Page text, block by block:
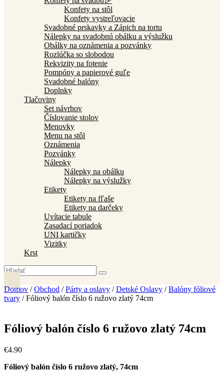
Konfety na stôl
Konfety vystreľovacie
Svadobné prskavky a Zápich na tortu
Nálepky na svadobnú obálku a výslužku
Obálky na oznámenia a pozvánky
Rozlúčka so slobodou
Rekvizity na fotenie
Pompóny a papierové guľe
Svadobné balóny
Doplnky
Tlačoviny
Set návrhov
Číslovanie stolov
Menovky
Menu na stôl
Oznámenia
Pozvánky
Nálepky
Nálepky na obálku
Nálepky na výslužky
Etikety
Etikety na fľaše
Etikety na darčeky
Uvítacie tabule
Zasadací poriadok
UNI kartičky
Vizitky
Krst
Domov /Obchod /Párty a oslavy /Detské Oslavy /Balóny fóliové
tvary / Fóliový balón číslo 6 ružovo zlatý 74cm
Fóliový balón číslo 6 ružovo zlatý 74cm
€4.90
Fóliový balón číslo 6 ružovo zlatý, 74cm